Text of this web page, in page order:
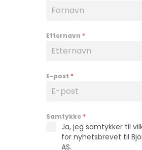
Etternavn *
E-post *
Samtykke *
Ja, jeg samtykker til
for nyhetsbrevet til
AS.